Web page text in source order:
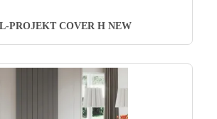
PROJEKT COVER H NEW